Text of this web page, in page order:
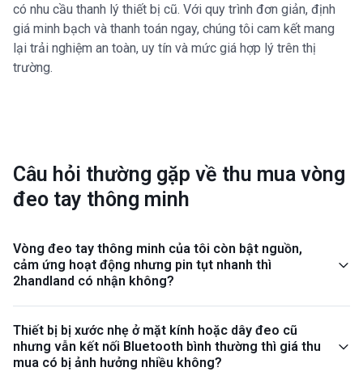
có nhu cầu thanh lý thiết bị cũ. Với quy trình đơn giản, định
giá minh bạch và thanh toán ngay, chúng tôi cam kết mang
lại trải nghiệm an toàn, uy tín và mức giá hợp lý trên thị
trường.
Câu hỏi thường gặp về thu mua vòng
đeo tay thông minh
Vòng đeo tay thông minh của tôi còn bật nguồn,
cảm ứng hoạt động nhưng pin tụt nhanh thì
2handland có nhận không?
Thiết bị bị xước nhẹ ở mặt kính hoặc dây đeo cũ
nhưng vẫn kết nối Bluetooth bình thường thì giá thu
mua có bị ảnh hưởng nhiều không?